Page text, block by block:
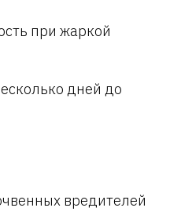
при жаркой
дней до
вредителей